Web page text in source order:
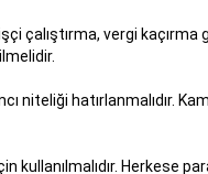
çalıştırma, vergi
niteliği hatırlanmalıdır.
kullanılmalıdır. Herkese